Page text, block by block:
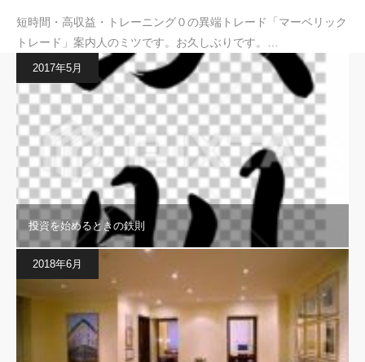
短時間・高収益・トレーニング０の異端トレード「マーベリック
トレード」案内人のミツです。お久しぶりです。…
2017年5月
投資を始めるときの鉄則
2018年6月